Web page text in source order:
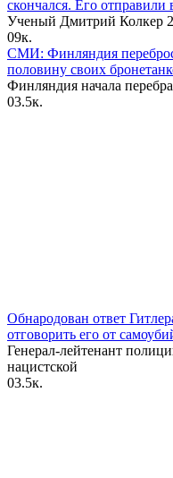
скончался. Его
Ученый Дмитрий Колкер 2
09к.
СМИ: Финляндия
половину своих
Финляндия начала
03.5к.
Обнародован ответ
отговорить его от
Генерал-лейтенант
нацистской
03.5к.